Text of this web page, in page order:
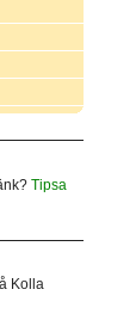
Tipsa
Kolla